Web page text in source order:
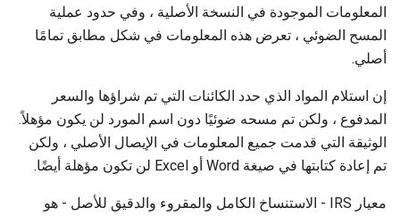
المعلومات الموجودة في النسخة الأصلية ، وفي حدود عملية
المسح الضوئي ، تعرض هذه المعلومات في شكل مطابق تمامًا
أصلي.
إن استلام المواد الذي حدد الكائنات التي تم شراؤها والسعر
المدفوع ، ولكن تم مسحه ضوئيًا دون اسم المورد لن يكون مؤهلاً.
الوثيقة التي قدمت جميع المعلومات في الإيصال الأصلي ، ولكن
تم إعادة كتابتها في صيغة Word أو Excel لن تكون مؤهلة أيضًا.
معيار IRS - الاستنساخ الكامل والمقروء والدقيق للأصل - هو